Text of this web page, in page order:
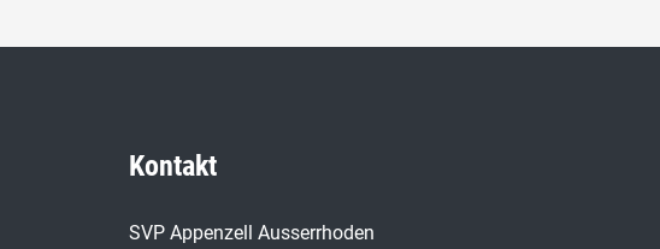
Kontakt
SVP Appenzell Ausserrhoden